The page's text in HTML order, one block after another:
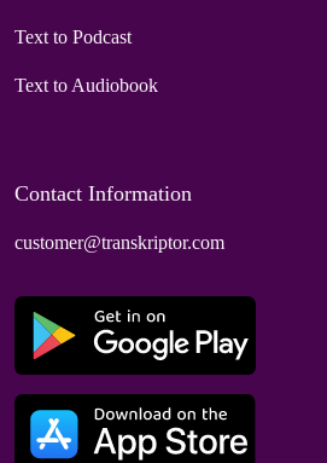
Text to Podcast
Text to Audiobook
Contact Information
customer@transkriptor.com